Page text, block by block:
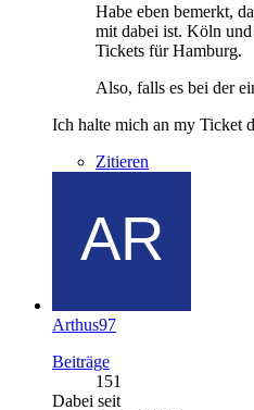
Habe eben bemerkt,
mit dabei ist. Köln
Tickets für Hamburg.
Also, falls es bei der
Ich halte mich an my Ticket
Zitieren
Arthus97
Beiträge
151
Dabei seit